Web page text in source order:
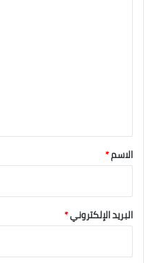
*
الاسم*
البريد الإلكتروني*